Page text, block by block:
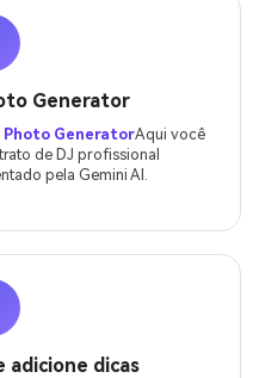
Generator
Photo GeneratorAqui você
de DJ profissional
pela Gemini AI.
adicione dicas